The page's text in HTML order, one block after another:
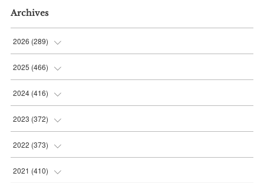
Archives
2026 (289)
(10
(36
(37
(42
2025 (466)
(56
(37
(35
(36
2024 (416)
(38
(39
(38
2023 (372)
(31
(30
2022 (373)
(31
2021 (410)